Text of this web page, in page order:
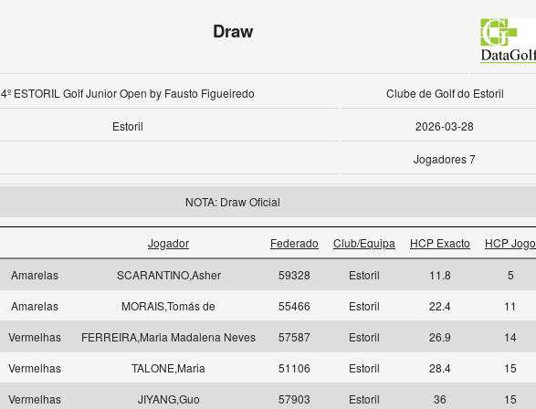
Draw
4º ESTORIL Golf Junior Open by Fausto Figueiredo Clube de Golf do Estoril
Estoril 2026-03-28
Jogadores 7
NOTA: Draw Oficial
Jogador Federado Club/Equipa HCP Exacto HCP Jogo
Amarelas SCARANTINO,Asher 59328 Estoril 11.8
5
Amarelas MORAIS,Tomás de 55466 Estoril 22.4
11
Vermelhas FERREIRA,Maria Madalena Neves 57587 Estoril 26.9
14
Vermelhas TALONE,Maria 51106 Estoril 28.4
15
Vermelhas JIYANG,Guo 57903 Estoril 36
15